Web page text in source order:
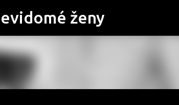
na hlavní obsah
ženy